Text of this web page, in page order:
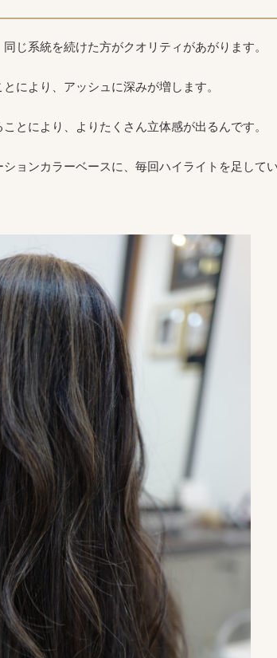
じ系統を続けた方がクオリティがあがります。
により、アッシュに深みが増します。
とにより、よりたくさん立体感が出るんです。
ョンカラーベースに、毎回ハイライトを足して